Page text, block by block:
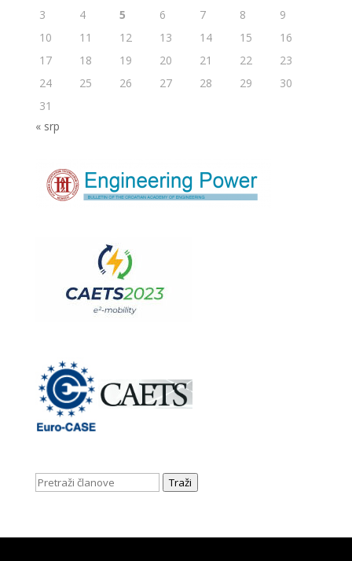
3
4 5 6 7 8
9
10
11 12 13 14 15
16
17
18 19 20 21 22
23
24
25 26 27 28 29
30
31
« srp
Traži